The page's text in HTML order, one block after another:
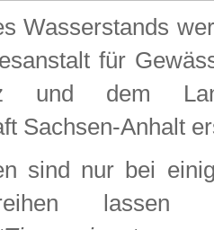
Wasserstands
für
und dem
Sachsen-Anhalt
sind nur bei